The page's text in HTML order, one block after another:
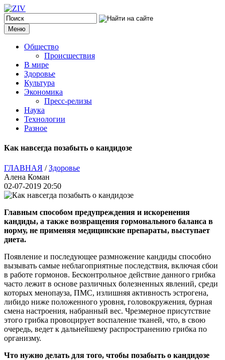
Меню
Общество
Происшествия
В мире
Здоровье
Культура
Экономика
Пресс-релизы
Наука
Технологии
Разное
Как навсегда позабыть о кандидозе
ГЛАВНАЯ /Здоровье
Алена Коман
02-07-2019 20:50
Главным способом предупреждения и искоренения
кандиды, а также возвращения гормонального баланса в
норму, не применяя медицинские препараты, выступает
диета.
Появление и последующее размножение кандиды способно
вызывать самые неблагоприятные последствия, включая сбои
в работе гормонов. Бесконтрольное действие данного грибка
часто лежит в основе различных болезненных явлений, среди
которых менопауза, ПМС, излишняя активность эстрогена,
либидо ниже положенного уровня, головокружения, бурная
смена настроения, набранный вес. Чрезмерное присутствие
этого грибка провоцирует воспаление тканей, что, в свою
очередь, ведет к дальнейшему распространению грибка по
организму.
Что нужно делать для того, чтобы позабыть о кандидозе